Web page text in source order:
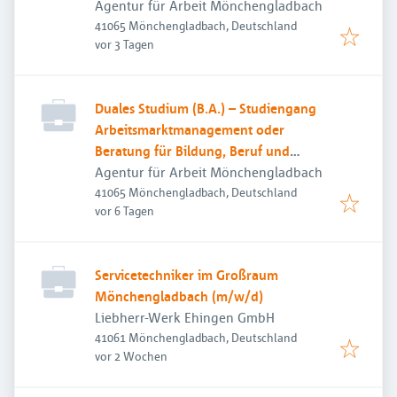
Agentur für Arbeit Mönchengladbach
41065 Mönchengladbach, Deutschland
Veröffentlicht
vor 3 Tagen
Duales Studium (B.A.) – Studiengang
Arbeitsmarktmanagement oder
Beratung für Bildung, Beruf und
Beschäftigung
Agentur für Arbeit Mönchengladbach
41065 Mönchengladbach, Deutschland
Veröffentlicht
vor 6 Tagen
Servicetechniker im Großraum
Mönchengladbach (m/w/d)
Liebherr-Werk Ehingen GmbH
41061 Mönchengladbach, Deutschland
Veröffentlicht
vor 2 Wochen